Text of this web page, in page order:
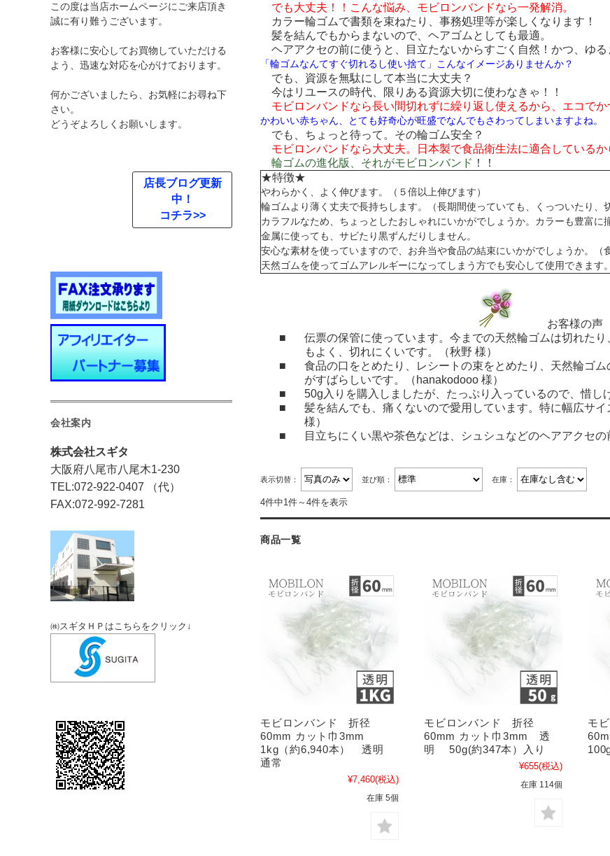
でも大丈夫！！こんな悩み、 モビロンバンドなら一発解消。
カラー輪ゴムで書類を束ねたり、事務処理等が楽しくなります！
髪を結んでもからまないので、ヘアゴムとしても最適。
ヘアアクセの前に使うと、目立たないからすごく自然！かつ、ゆる
「輪ゴムなんてすぐ切れるし使い捨て」こんなイメージありませんか？
でも、資源を無駄にして本当に大丈夫？
今はリユースの時代、限りある資源大切に使わなきゃ！！
モビロンバンドなら長い間切れずに繰り返し使えるから、エコでか
かわいい赤ちゃん、とても好奇心が旺盛でなんでもさわってしまいますよね。
でも、ちょっと待って。その輪ゴム安全？
モビロンバンドなら大丈夫。日本製で食品衛生法に適合しているか
輪ゴムの進化版、それがモビロンバンド ！！
★特徴★
やわらかく、よく伸びます。（５倍以上伸びます）
輪ゴムより薄く丈夫で長持ちします。（長期間使っていても、くっついたり、
カラフルなため、ちょっとしたおしゃれにいかがでしょうか。カラーも豊富に
金属に使っても、サビたり黒ずんだりしません。
安心な素材を使っていますので、お弁当や食品の結束にいかがでしょうか。（
天然ゴムを使ってゴムアレルギーになってしまう方でも安心して使用できます
お客様
■
伝票の保管に使っています。今までの天然輪ゴムは切れた
もよく、切れにくいです。（秋野 様）
■
食品の口をとめたり、レシートの束をとめたり、天然輪ゴ
がすばらしいです。（hanakodooo 様）
■
50g入りを購入しましたが、たっぷり入っているので、惜し
■
髪を結んでも、痛くないので愛用しています。特に幅広サ
様）
■
目立ちにくい黒や茶色などは、シュシュなどのヘアアクセ
表示切替： 並び順： 在庫：
4件中1件～4件を表示
商品一覧
モビロンバンド 折径
60mm カット巾3mm
1kg（約6,940本） 透明
通常
¥7,460(税込)
在庫 5個
モビロンバンド 折径
60mm カット巾3mm 透
明 50g(約347本）入り
¥655(税込)
在庫 114個
モ
この度は当店ホームページにご来店頂き
誠に有り難うございます。
お客様に安心してお買物していただける
よう、迅速な対応を心がけております。
何かございましたら、お気軽にお尋ね下
さい。
どうぞよろしくお願いします。
店長ブログ更新
中！
コチラ>>
会社案内
株式会社スギタ
大阪府八尾市八尾木1-230
TEL:072-922-0407 （代）
FAX:072-992-7281
㈱スギタＨＰはこちらをクリック↓